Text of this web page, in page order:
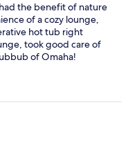
the benefit of nature
of a cozy lounge,
hot tub right
took good care of
of Omaha!